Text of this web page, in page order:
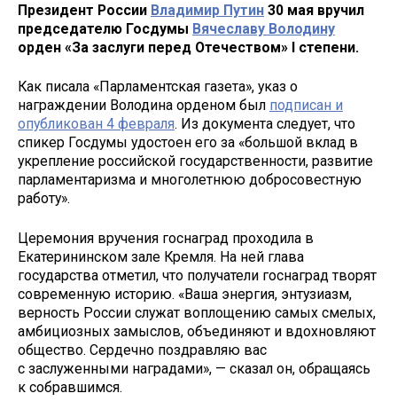
Президент России Владимир Путин 30 мая вручил
председателю Госдумы Вячеславу Володину
орден «За заслуги перед Отечеством» I степени.
Как писала «Парламентская газета», указ о
награждении Володина орденом был подписан и
опубликован 4 февраля. Из документа следует, что
спикер Госдумы удостоен его за «большой вклад в
укрепление российской государственности, развитие
парламентаризма и многолетнюю добросовестную
работу».
Церемония вручения госнаград проходила в
Екатерининском зале Кремля. На ней глава
государства отметил, что получатели госнаград творят
современную историю. «Ваша энергия, энтузиазм,
верность России служат воплощению самых смелых,
амбициозных замыслов, объединяют и вдохновляют
общество. Сердечно поздравляю вас
с заслуженными наградами», — сказал он, обращаясь
к собравшимся.